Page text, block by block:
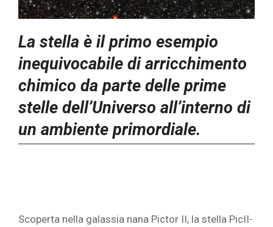
La stella è il primo esempio
inequivocabile di arricchimento
chimico da parte delle prime
stelle dell’Universo all’interno di
un ambiente primordiale.
Scoperta nella galassia nana Pictor II, la stella PicII-